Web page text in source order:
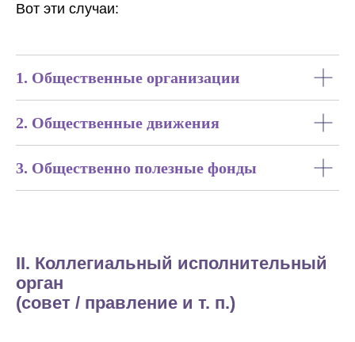
Вот эти случаи:
1. Общественные организации
2. Общественные движения
3. Общественно полезные фонды
II. Коллегиальный исполнительный
орган
(совет / правление и т. п.)